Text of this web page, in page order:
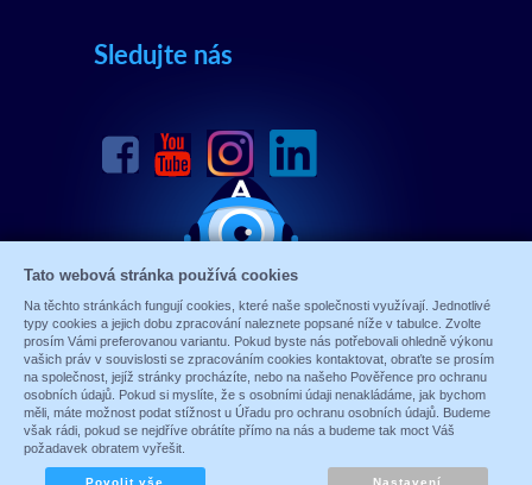
Sledujte nás
© 1989 - 2026 ALARM ABSOLON, spol. s.r.o.
Sun-shop
Tato webová stránka používá cookies
Na těchto stránkách fungují cookies, které naše společnosti využívají. Jednotlivé
typy cookies a jejich dobu zpracování naleznete popsané níže v tabulce. Zvolte
prosím Vámi preferovanou variantu. Pokud byste nás potřebovali ohledně výkonu
vašich práv v souvislosti se zpracováním cookies kontaktovat, obraťte se prosím
na společnost, jejíž stránky procházíte, nebo na našeho Pověřence pro ochranu
osobních údajů. Pokud si myslíte, že s osobními údaji nenakládáme, jak bychom
měli, máte možnost podat stížnost u Úřadu pro ochranu osobních údajů. Budeme
však rádi, pokud se nejdříve obrátíte přímo na nás a budeme tak moct Váš
požadavek obratem vyřešit.
Povolit vše Nastavení